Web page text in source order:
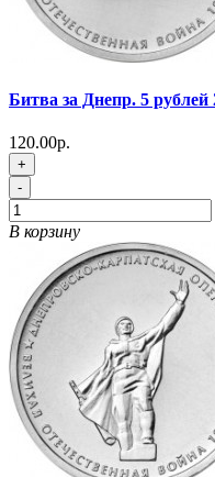
Битва за Днепр. 5
120.00р.
+
-
В корзину